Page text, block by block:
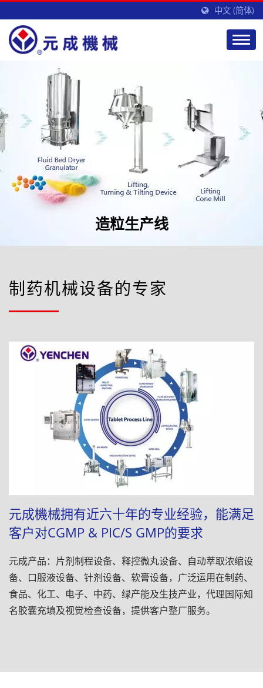
中文 (简体)
造粒生产线
制药机械设备的专家
元成機械拥有近六十年的专业经验，能满足
客户对cGMP & PIC/S GMP的要求
元成产品：片剂制程设备、释控微丸设备、自动萃取浓缩设
备、口服液设备、针剂设备、软膏设备，广泛运用在制药、
食品、化工、电子、中药、绿产能及生技产业，代理国际知
名胶囊充填及视觉检查设备，提供客户整厂服务。